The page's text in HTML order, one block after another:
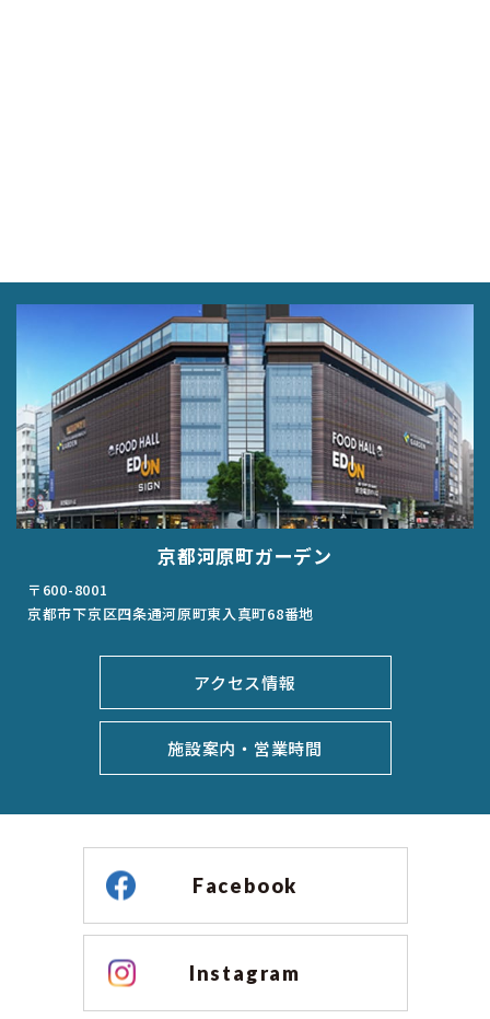
京都河原町ガーデン
〒600-8001
京都市下京区四条通河原町東入真町68番地
アクセス情報
施設案内・営業時間
Facebook
Instagram